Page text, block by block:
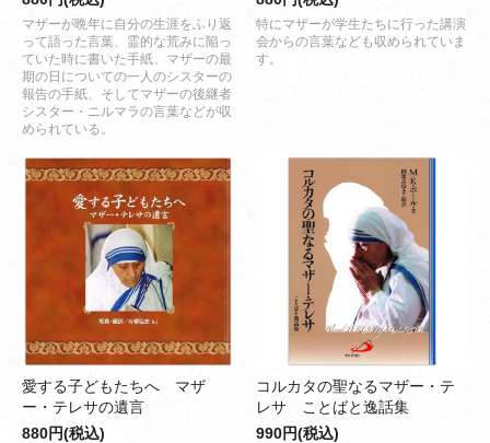
マザーが晩年に自分の生涯をふり返
って語った言葉、霊的な荒みに陥っ
ていた時に書いた手紙、マザーの最
期の日についての一人のシスターの
報告の手紙、そしてマザーの後継者
シスター・ニルマラの言葉などが収
められている。
特にマザーが学生たちに行った講演
会からの言葉なども収められていま
す。
愛する子どもたちへ マザ
ー・テレサの遺言
880円(税込)
コルカタの聖なるマザー・テ
レサ ことばと逸話集
990円(税込)